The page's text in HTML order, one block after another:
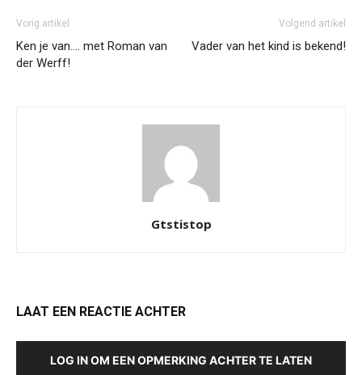
Vorig artikel
Ken je van…. met Roman van
der Werff!
Volgend artikel
Vader van het kind is bekend!
Gtstistop
LAAT EEN REACTIE ACHTER
LOG IN OM EEN OPMERKING ACHTER TE LATEN